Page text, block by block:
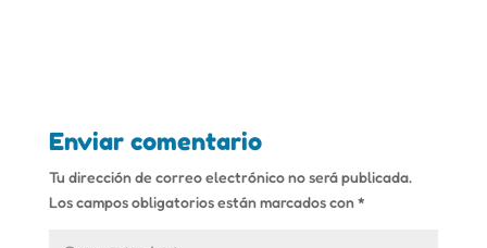
Enviar comentario
Tu dirección de correo electrónico no será publicada.
Los campos obligatorios están marcados con*